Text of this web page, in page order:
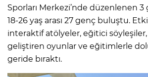
Sporları Merkezi’nde düzenlenen
18-26 yaş arası 27 genç buluştu.
interaktif atölyeler, eğitici
geliştiren oyunlar ve eğitimlerle
geride bıraktı.